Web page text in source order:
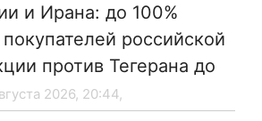
и Ирана: до 100%
российской
против Тегерана до
2026, 20:44,